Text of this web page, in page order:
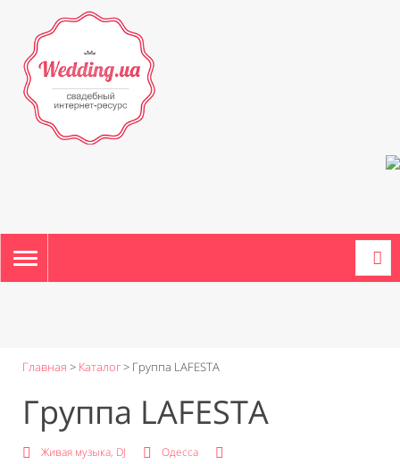
TOGGLE
NAVIGATION
Главная > Каталог> Группа LAFESTA
Группа LAFESTA
Живая музыка, DJ Одесса